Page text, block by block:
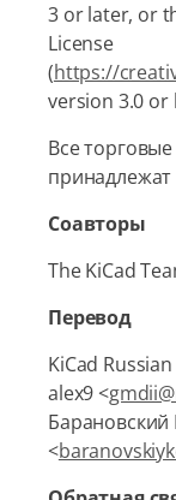
3 or later, or
License
(https://
version 3.0 or
Все
принадлежат
Соавторы
The KiCad
Перевод
KiCad
alex9 <
Барановский
<